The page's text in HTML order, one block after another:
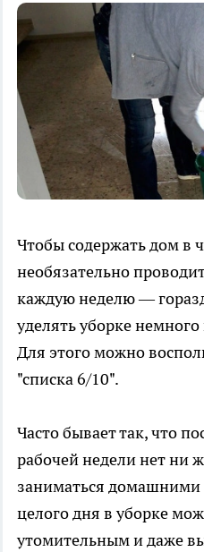
Чтобы содержать дом в
необязательно
каждую неделю —
уделять уборке
Для этого можно
"списка 6/10".
Часто бывает так, что
рабочей недели нет ни
заниматься
целого дня в уборке
утомительным и даже